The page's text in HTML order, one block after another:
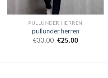
PULLUNDER HERREN
pullunder herren
€33.00 €25.00